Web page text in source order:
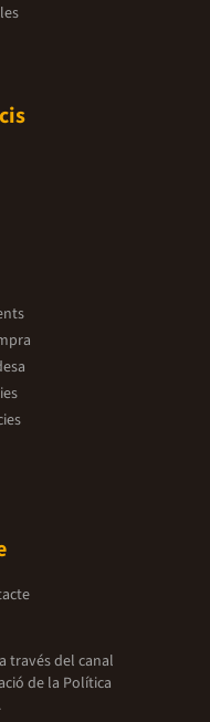
través del canal
de la Política